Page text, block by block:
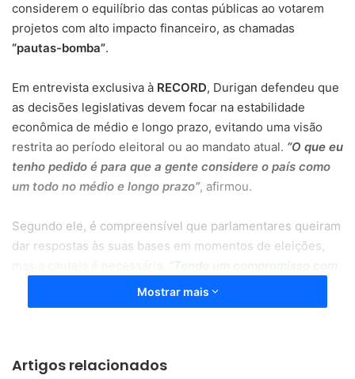
considerem o equilíbrio das contas públicas ao votarem
projetos com alto impacto financeiro, as chamadas
“pautas-bomba”.
Em entrevista exclusiva à RECORD, Durigan defendeu que
as decisões legislativas devem focar na estabilidade
econômica de médio e longo prazo, evitando uma visão
restrita ao período eleitoral ou ao mandato atual. “O que eu
tenho pedido é para que a gente considere o país como
um todo no médio e longo prazo”, afirmou.
Segundo ele, é compreensível que parlamentares queiram
dar respostas às suas bases em momentos de eleições,
o país, não só para a atual gestão, para o atual mandato,
mas com os compromissos futuros que a gente vai ter,
Mostrar mais
Artigos relacionados